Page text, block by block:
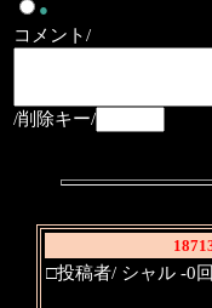
●
コメント/
/削除キー/
□投稿者/ シャル -0